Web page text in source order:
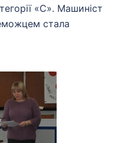
«С». Машиніст
стала